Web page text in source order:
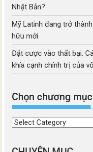
Nhật Bản?
Mỹ Latinh đang trở
hữu mới
Đặt cược vào thất bại:
khía cạnh chính trị của
Chọn chương mục
Chọn
mục